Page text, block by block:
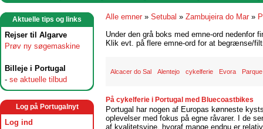
Aktuelle tips og links
Rejser til Algarve
Prøv ny søgemaskine
Billeje i Portugal
- se aktuelle tilbud
Log på Portugalnyt
Log ind
Alle emner » Setubal » Zambujeira do Mar »
Under den grå boks med emne-ord nedenfor
Klik evt. på flere emne-ord for at begrænse/
Alcacer do Sal Alentejo cykelferie Evora
På cykelferie i Portugal med Bluecoastbikes
Portugal har nogen af Europas kønneste
oplevelser med fokus på egne råvarer. I de
af kvalitetsvine, hvoraf mange endnu er